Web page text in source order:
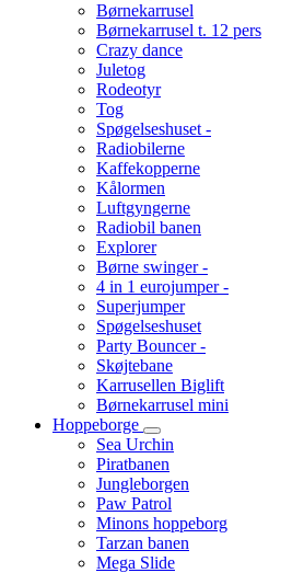
Børnekarrusel
Børnekarrusel t. 12 pers
Crazy dance
Juletog
Rodeotyr
Tog
Spøgelseshuset -
Radiobilerne
Kaffekopperne
Kålormen
Luftgyngerne
Radiobil banen
Explorer
Børne swinger -
4 in 1 eurojumper -
Superjumper
Spøgelseshuset
Party Bouncer -
Skøjtebane
Karrusellen Biglift
Børnekarrusel mini
Hoppeborge
Sea Urchin
Piratbanen
Jungleborgen
Paw Patrol
Minons hoppeborg
Tarzan banen
Mega Slide